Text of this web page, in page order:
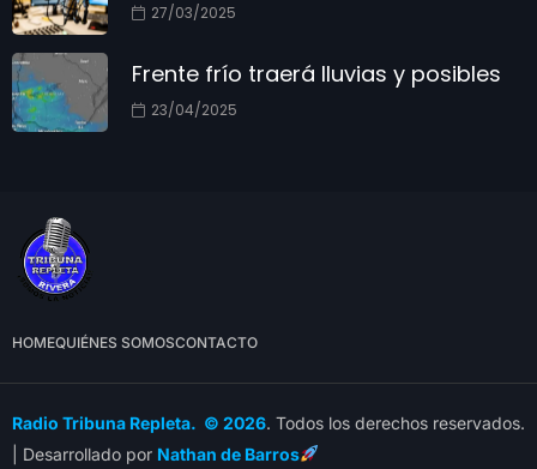
27/03/2025
Frente frío traerá lluvias y posibles
23/04/2025
HOMEQUIÉNES SOMOSCONTACTO
Radio Tribuna Repleta. © 2026. Todos los derechos reservados.
| Desarrollado por Nathan de Barros